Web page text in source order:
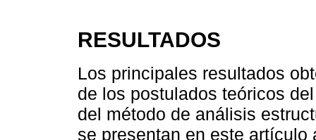
RESULTADOS
Los principales resultados
de los postulados teóricos
del método de análisis
se presentan en este